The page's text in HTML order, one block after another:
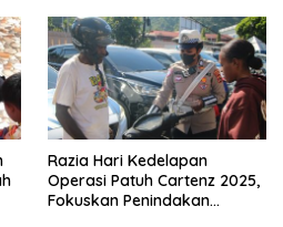
Akuntabilitas
Razia Hari Kedelapan
Operasi Patuh Cartenz 2025,
Fokuskan Penindakan